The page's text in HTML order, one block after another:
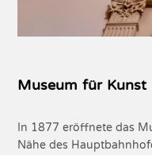
Museum für Kunst
In 1877 eröffnete das
Nähe des